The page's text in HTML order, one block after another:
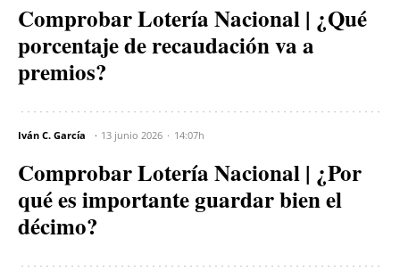
Comprobar Lotería Nacional | ¿Qué
porcentaje de recaudación va a
premios?
Iván C. García 13 junio 2026 14:07h
Comprobar Lotería Nacional | ¿Por
qué es importante guardar bien el
décimo?